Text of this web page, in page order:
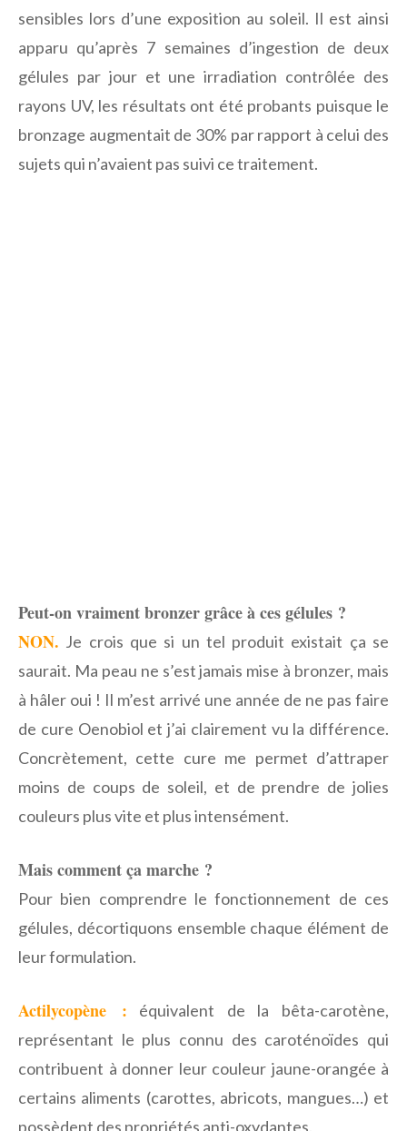
sensibles lors d’une exposition au soleil. Il est ainsi
apparu qu’après 7 semaines d’ingestion de deux
gélules par jour et une irradiation contrôlée des
rayons UV, les résultats ont été probants puisque le
bronzage augmentait de 30% par rapport à celui des
sujets qui n’avaient pas suivi ce traitement.
Peut-on vraiment bronzer grâce à ces gélules ?
NON. Je crois que si un tel produit existait ça se
saurait. Ma peau ne s’est jamais mise à bronzer, mais
à hâler oui ! Il m’est arrivé une année de ne pas faire
de cure Oenobiol et j’ai clairement vu la différence.
Concrètement, cette cure me permet d’attraper
moins de coups de soleil, et de prendre de jolies
couleurs plus vite et plus intensément.
Mais comment ça marche ?
Pour bien comprendre le fonctionnement de ces
gélules, décortiquons ensemble chaque élément de
leur formulation.
Actilycopène : équivalent de la bêta-carotène,
représentant le plus connu des caroténoïdes qui
contribuent à donner leur couleur jaune-orangée à
certains aliments (carottes, abricots, mangues…) et
possèdent des propriétés anti-oxydantes.